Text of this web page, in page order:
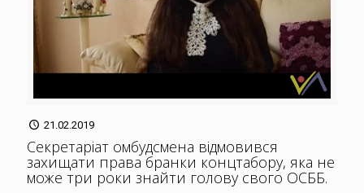
21.02.2019
Секретаріат омбудсмена відмовився
захищати права бранки концтабору, яка не
може три роки знайти голову свого ОСББ.